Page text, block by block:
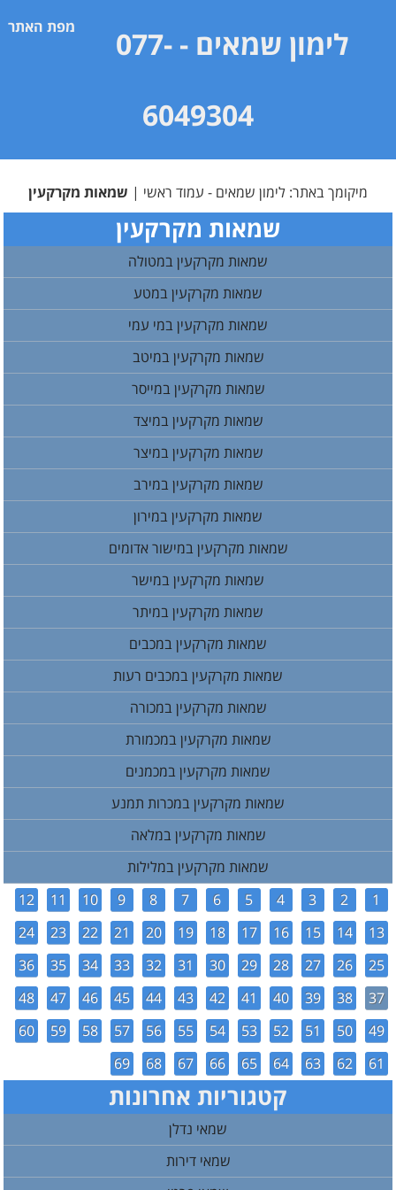
מפת האתר לימון שמאים
- 077-
6049304
מיקומך באתר: לימון שמאים - עמוד ראשי | שמאות מקרקעין
שמאות מקרקעין
שמאות מקרקעין במטולה
שמאות מקרקעין במטע
שמאות מקרקעין במי עמי
שמאות מקרקעין במיטב
שמאות מקרקעין במייסר
שמאות מקרקעין במיצד
שמאות מקרקעין במיצר
שמאות מקרקעין במירב
שמאות מקרקעין במירון
שמאות מקרקעין במישור אדומים
שמאות מקרקעין במישר
שמאות מקרקעין במיתר
שמאות מקרקעין במכבים
שמאות מקרקעין במכבים רעות
שמאות מקרקעין במכורה
שמאות מקרקעין במכמורת
שמאות מקרקעין במכמנים
שמאות מקרקעין במכרות תמנע
שמאות מקרקעין במלאה
שמאות מקרקעין במלילות
1
2
3
4
5
6
7
8
9
10
11
12
13
14
15
16
17
18
19
20
21
22
23
24
25
26
27
28
29
30
31
32
33
34
35
36
37
38
39
40
41
42
43
44
45
46
47
48
49
50
51
52
53
54
55
56
57
58
59
60
61
62
63
64
65
66
67
68
69
קטגוריות אחרונות
שמאי נדלן
שמאי דירות